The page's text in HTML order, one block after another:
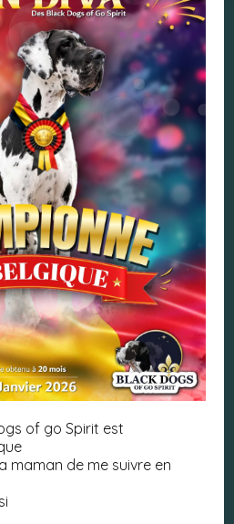
of go Spirit est
maman de me suivre en